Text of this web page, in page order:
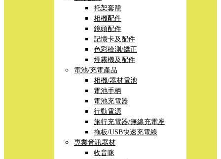
托架套籠
相機配件
鏡頭配件
記憶卡及配件
色彩檢測/矯正
煙霧機及配件
電池/充電產品
相機/器材電池
電池手柄
電池充電器
行動電源
旅行充電器/無線充電座
拖板/USB快速充電線
專業音訊器材
收音咪